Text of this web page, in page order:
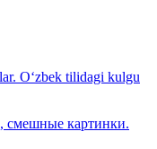
O‘zbek tilidagi kulgu
смешные картинки.